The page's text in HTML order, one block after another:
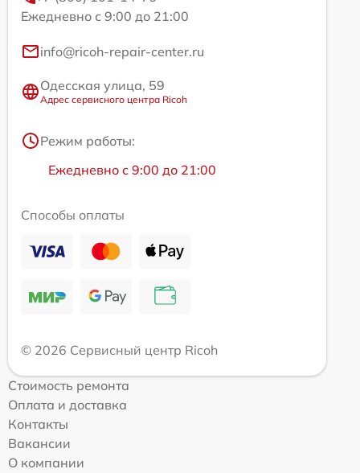
Ежедневно с 9:00 до 21:00
info@ricoh-repair-center.ru
Одесская улица, 59
Адрес сервисного центра Ricoh
Режим работы:
Ежедневно с 9:00 до 21:00
Способы оплаты
© 2026 Сервисный центр Ricoh
Стоимость ремонта
Оплата и доставка
Контакты
Вакансии
О компании